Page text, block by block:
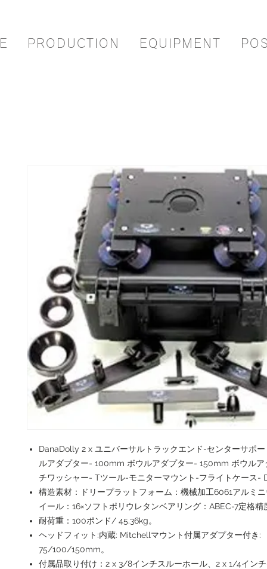
PRODUCTION EQUIPMENT
DanaDolly 2 x ユニバーサルトラックエンド-センターサポ
ルアダプター- 100mm ボウルアダプター- 150mm ボウルア
チワッシャー- Tツール-モニターマウント-フライトケース-
構造素材：ドリープラットフォーム：機械加工6061アルミ
イール：16×ソフトポリウレタンベアリング：ABEC-7定格精
耐荷重：100ポンド/ 45.36kg。
ヘッドフィット:内蔵: Mitchellマウント付属アダプター付き:
75/100/150mm。
付属品取り付け：2 x 3/8インチスルーホール、2 x 1/4イン